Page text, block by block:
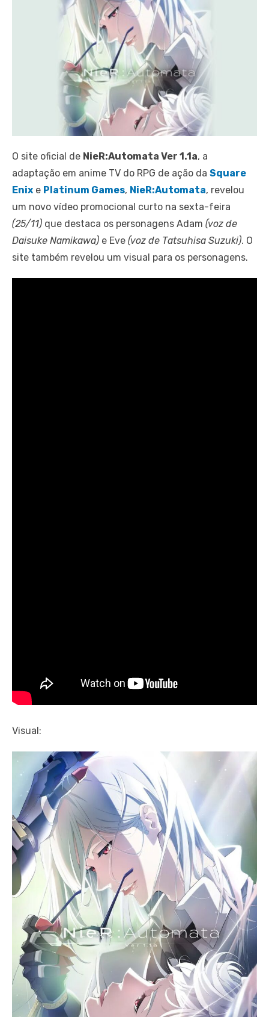
O site oficial de NieR:Automata Ver 1.1a, a
adaptação em anime TV do RPG de ação da Square
Enix e Platinum Games, NieR:Automata, revelou
um novo vídeo promocional curto na sexta-feira
(25/11) que destaca os personagens Adam (voz de
Daisuke Namikawa) e Eve (voz de Tatsuhisa Suzuki). O
site também revelou um visual para os personagens.
Visual: